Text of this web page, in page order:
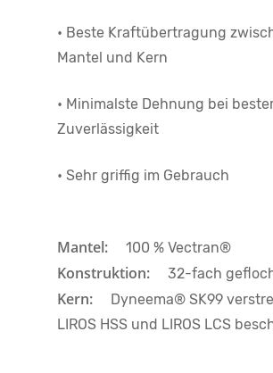
• Beste Kraftübertragung
Mantel und Kern
• Minimalste Dehnung bei
Zuverlässigkeit
• Sehr griffig im Gebrauch
Mantel:100 % Vectran®
Konstruktion:32-fach
Kern:
Dyneema® SK99
LIROS HSS und LIROS LCS